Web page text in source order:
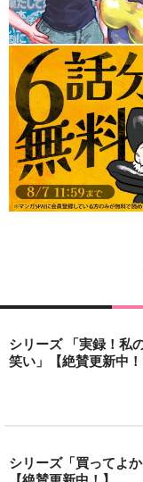
シリーズ 「実録！私
笑い」【絶賛更新中！
シリーズ「買ってよか